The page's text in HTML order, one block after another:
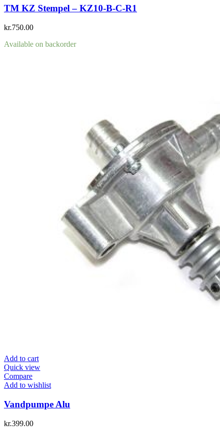
TM KZ Stempel – KZ10-B-C-R1
kr.750.00
Available on backorder
Add to cart
Quick view
Compare
Add to wishlist
Vandpumpe Alu
kr.399.00